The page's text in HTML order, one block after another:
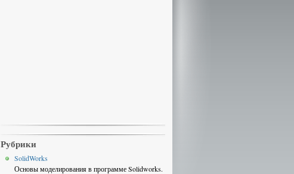
Рубрики
SolidWorks
Основы моделирования в программе Solidworks.